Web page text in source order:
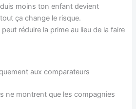
moins ton enfant devient
ça change le risque.
réduire la prime au lieu de la faire
aux comparateurs
ne montrent que les compagnies